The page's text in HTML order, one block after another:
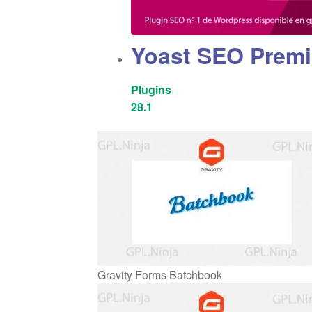
Yoast SEO
Plugins
28.1
Gravity Forms Batchbook